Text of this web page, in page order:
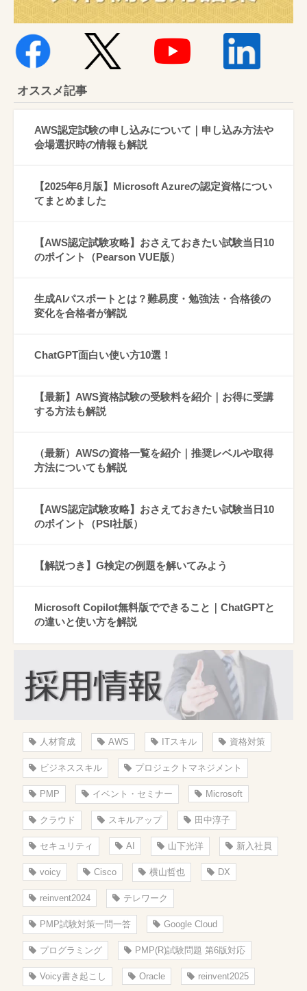
オススメ記事
AWS認定試験の申し込みについて｜申し込み方法や
会場選択時の情報も解説
【2025年6月版】Microsoft Azureの認定資格につい
てまとめました
【AWS認定試験攻略】おさえておきたい試験当日10
のポイント（Pearson VUE版）
生成AIパスポートとは？難易度・勉強法・合格後の
変化を合格者が解説
ChatGPT面白い使い方10選！
【最新】AWS資格試験の受験料を紹介｜お得に受講
する方法も解説
（最新）AWSの資格一覧を紹介｜推奨レベルや取得
方法についても解説
【AWS認定試験攻略】おさえておきたい試験当日10
のポイント（PSI社版）
【解説つき】G検定の例題を解いてみよう
Microsoft Copilot無料版でできること｜ChatGPTと
の違いと使い方を解説
人材育成 AWS ITスキル 資格対策
ビジネススキル プロジェクトマネジメント
PMP イベント・セミナー Microsoft
クラウド スキルアップ 田中淳子
セキュリティ AI 山下光洋 新入社員
voicy Cisco 横山哲也 DX
reinvent2024 テレワーク
PMP試験対策一問一答 Google Cloud
プログラミング PMP(R)試験問題 第6版対応
Voicy書き起こし Oracle reinvent2025